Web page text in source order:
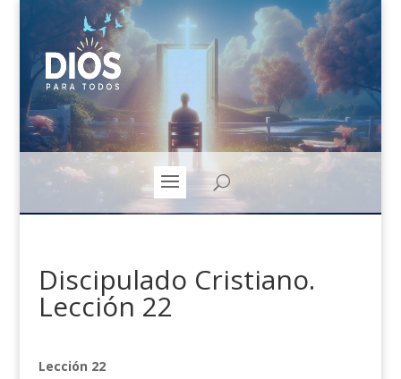
Discipulado Cristiano.
Lección 22
Lección 22